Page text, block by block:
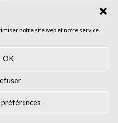
notre site web et notre service.
OK